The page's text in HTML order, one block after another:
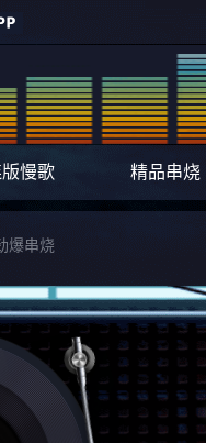
慢歌 精品串烧
爆串烧